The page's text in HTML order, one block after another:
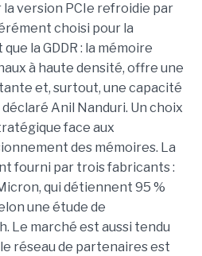
version PCIe refroidie par
choisi pour la
la GDDR : la mémoire
à haute densité, offre une
et, surtout, une capacité
Anil Nanduri. Un choix
face aux
des mémoires. La
fourni par trois fabricants :
qui détiennent 95 %
une étude de
Le marché est aussi tendu
le réseau de partenaires est